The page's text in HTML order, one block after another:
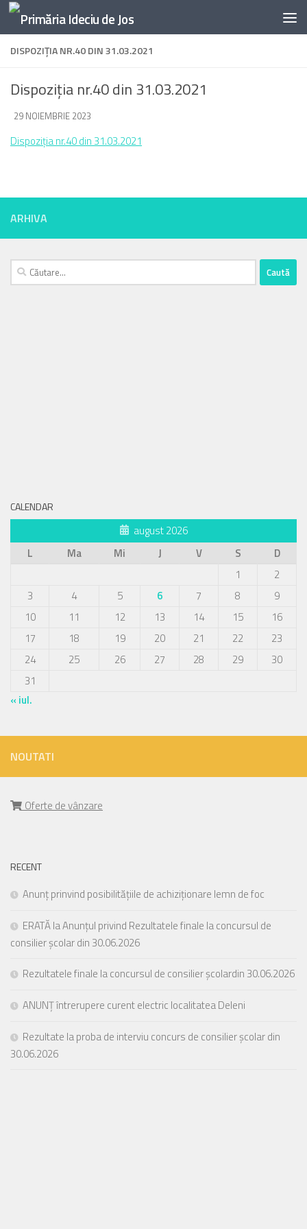
Skip to content
DISPOZIȚIA NR.40 DIN 31.03.2021
Dispoziția nr.40 din 31.03.2021
DE ·
29 NOIEMBRIE 2023
Dispoziția nr.40 din 31.03.2021
ARHIVA
Caută
după:
CALENDAR
august 2026
L
Ma Mi J V S
D
1
2
3
4 5 6 7 8
9
10
11 12 13 14 15
16
17
18 19 20 21 22
23
24
25 26 27 28 29
30
31
« iul.
NOUTATI
Oferte de vânzare
RECENT
Anunț prinvind posibilitățiile de achiziționare lemn de foc
ERATĂ la Anunțul privind Rezultatele finale la concursul de
consilier școlar din 30.06.2026
Rezultatele finale la concursul de consilier școlardin 30.06.2026
ANUNȚ întrerupere curent electric localitatea Deleni
Rezultate la proba de interviu concurs de consilier școlar din
30.06.2026